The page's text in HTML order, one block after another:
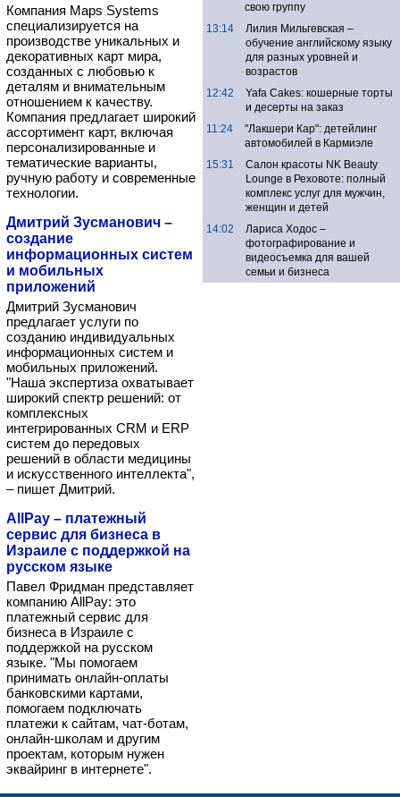
Компания Maps Systems
специализируется на
производстве уникальных и
декоративных карт мира,
созданных с любовью к
деталям и внимательным
отношением к качеству.
Компания предлагает широкий
ассортимент карт, включая
персонализированные и
тематические варианты,
ручную работу и современные
технологии.
Дмитрий Зусманович –
создание
информационных систем
и мобильных
приложений
Дмитрий Зусманович
предлагает услуги по
созданию индивидуальных
информационных систем и
мобильных приложений.
"Наша экспертиза охватывает
широкий спектр решений: от
комплексных
интегрированных CRM и ERP
систем до передовых
решений в области медицины
и искусственного интеллекта",
– пишет Дмитрий.
AllPay – платежный
сервис для бизнеса в
Израиле с поддержкой на
русском языке
Павел Фридман представляет
компанию AllPay: это
платежный сервис для
бизнеса в Израиле с
поддержкой на русском
языке. "Мы помогаем
принимать онлайн-оплаты
банковскими картами,
помогаем подключать
платежи к сайтам, чат-ботам,
онлайн-школам и другим
проектам, которым нужен
эквайринг в интернете".
свою группу
13:14
Лилия Мильгевская –
обучение английскому языку
для разных уровней и
возрастов
12:42
Yafa Cakes: кошерные торты
и десерты на заказ
11:24
"Лакшери Кар": детейлинг
автомобилей в Кармиэле
15:31
Салон красоты NK Beauty
Lounge в Реховоте: полный
комплекс услуг для мужчин,
женщин и детей
14:02
Лариса Ходос –
фотографирование и
видеосъемка для вашей
семьи и бизнеса